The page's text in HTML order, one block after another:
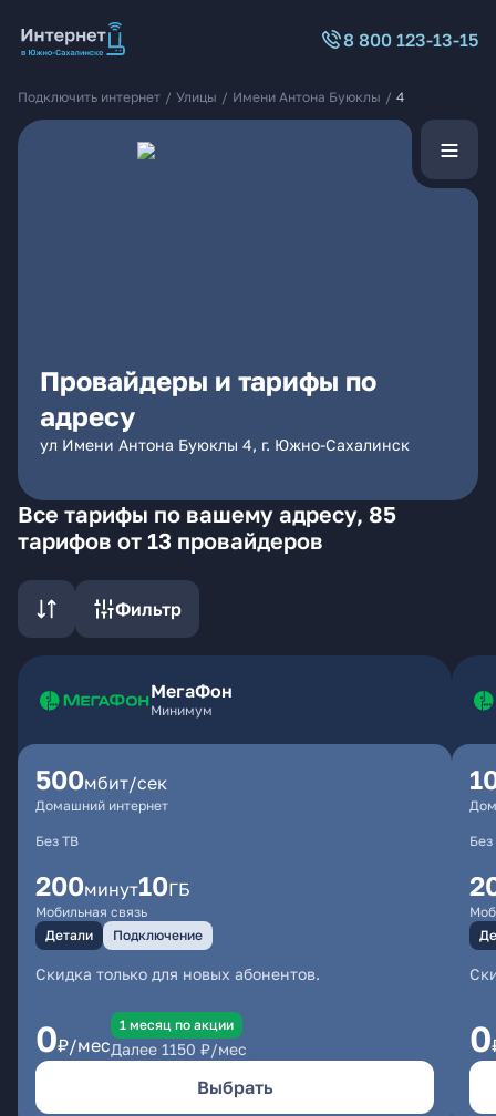
8 800 123-13-15
Подключить интернет / Улицы / Имени Антона Буюклы / 4
Провайдеры и тарифы по
адресу
ул Имени Антона Буюклы 4, г. Южно-Сахалинск
Все тарифы по вашему адресу, 85
тарифов от 13 провайдеров
Фильтр
МегаФон
Минимум
500мбит/сек
Домашний интернет
Без ТВ
200минут10ГБ
Мобильная связь
Детали
Подключение
Скидка только для новых абонентов.
0₽/мес
1 месяц по акции
Далее 1150 ₽/мес
Выбрать
0